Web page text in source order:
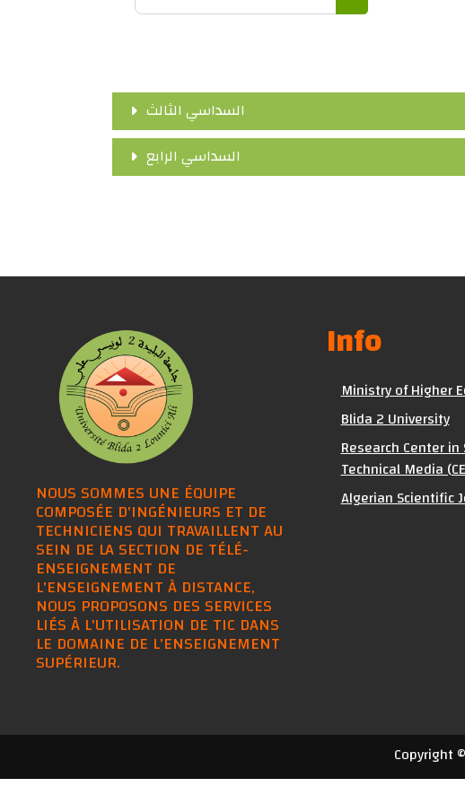
Search courses
السداسي الثالث
السداسي الرابع
NOUS SOMMES UNE ÉQUIPE
COMPOSÉE D'INGÉNIEURS ET DE
TECHNICIENS QUI TRAVAILLENT AU
SEIN DE LA SECTION DE TÉLÉ-
ENSEIGNEMENT DE
L'ENSEIGNEMENT À DISTANCE,
NOUS PROPOSONS DES SERVICES
LIÉS À L'UTILISATION DE TIC DANS
LE DOMAINE DE L'ENSEIGNEMENT
SUPÉRIEUR.
Info
Ministry of Higher
Blida 2 University
Research Center
Technical Media
Algerian Scientific
Copyright